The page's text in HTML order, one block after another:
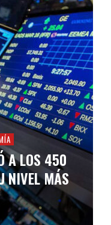
A LOS 450
NIVEL MÁS